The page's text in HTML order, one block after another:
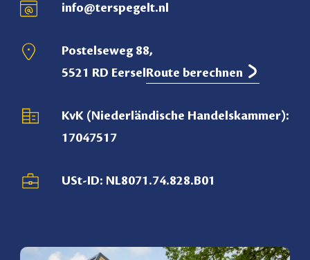
info@terspegelt.nl
Postelseweg 88,
5521 RD Eersel Route berechnen
KvK (Niederländische Handelskammer):
17047517
USt-ID: NL8071.74.828.B01